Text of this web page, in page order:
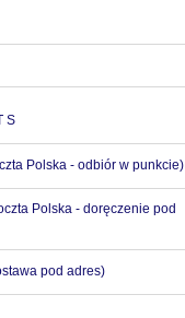
S
Polska - odbiór w punkcie)
Polska - doręczenie pod
pod adres)